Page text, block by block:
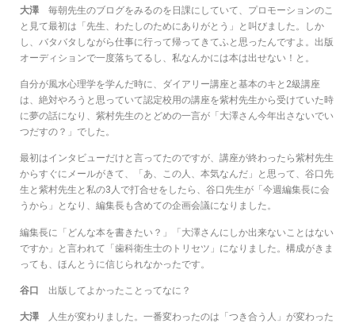
大澤 毎朝先生のブログをみるのを日課にしていて、プロモーションのこ
と見て最初は「先生、わたしのためにありがとう」と叫びました。しか
し、バタバタしながら仕事に行って帰ってきてふと思ったんですよ。出版
オーディションで一度落ちてるし、私なんかには本は出せない！と。
自分が風水心理学を学んだ時に、ダイアリー講座と基本のキと2級講座
は、絶対やろうと思っていて認定校用の講座を紫村先生から受けていた時
に夢の話になり、紫村先生のとどめの一言が「大澤さん今年出さないでい
つだすの？」でした。
最初はインタビューだけと言ってたのですが、講座が終わったら紫村先生
からすぐにメールがきて、「あ、この人、本気なんだ」と思って、谷口先
生と紫村先生と私の3人で打合せをしたら、谷口先生が「今週編集長に会
うから」となり、編集長も含めての企画会議になりました。
編集長に「どんな本を書きたい？」「大澤さんにしか出来ないことはない
ですか」と言われて「歯科衛生士のトリセツ」になりました。構成がきま
っても、ほんとうに信じられなかったです。
谷口 出版してよかったことってなに？
大澤 人生が変わりました。一番変わったのは「つき合う人」が変わった